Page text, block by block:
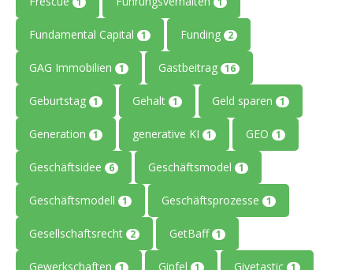
Fundamental Capital 1 Funding 2
GAG Immobilien 1 Gastbeitrag 16
Geburtstag 1 Gehalt 1 Geld sparen 1
Generation 1 generative KI 1 GEO 1
Geschäftsidee 6 Geschäftsmodel 1
Geschäftsmodell 1 Geschäftsprozesse 1
Gesellschaftsrecht 2 GetBaff 1
Gewerkschaften 1 Gipfel 1 Givetastic 1